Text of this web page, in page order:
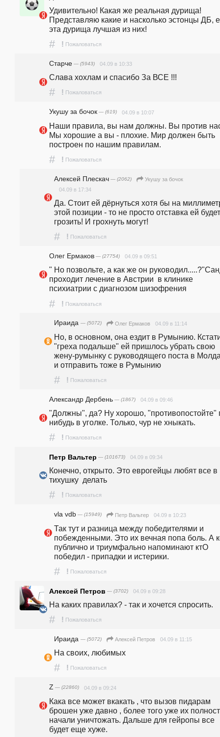
Удивительно! Какая же реальная дурища!
Представляю какие и насколько эстонцы ДБ,
эта дурища лучшая из них!
# ! Пожаловаться
Старче — (5943) 04.09 в 10:33
Слава хохлам и спасибо За ВСЕ !!!
# ! Пожаловаться
Укушу за бочок — (619) 04.09 в 10:07
Наши правила, вы нам должны. Вы против
Мы хорошие а вы - плохие. Мир должен быть
построен по нашим правилам.
# ! Пожаловаться
Алексей Плескач — (2062)
Укушу за бочок
04.09 в 17:34
Да. Стоит ей дёрнуться хотя бы на
этой позиции - то не просто отставка ей будет
грозить! И грохнуть могут!
# ! Пожаловаться
Олег Ермаков — (27754) 04.09 в 09:51
" Но позвольте, а как же он
проходит лечение в Австрии  в клинике
психиатрии с диагнозом шизофрения
# ! Пожаловаться
Ираида — (5072) Олег Ермаков 04.09 в 11:14
Но, в основном, она ездит в Румынию.
"греха подальше" ей пришлось убрать свою
жену-румынку с руководящего поста в
и отправить тоже в Румынию
# ! Пожаловаться
Александр Дербень — (1867) 04.09 в 09:46
"Должны", да? Ну хорошо, "противопостойте"
нибудь в уголке. Только, чур не хныкать.
# ! Пожаловаться
Петр Вальтер — (101673) 04.09 в 09:34
Конечно, открыто. Это еврогейцы любят все в
тихушку  делать
# ! Пожаловаться
vla vdb — (15949) Петр Вальтер 04.09 в 10:23
Так тут и разница между победителями и
побежденными. Это их вечная попа боль. А
публично и триумфально напоминают ктО
победил - припадки и истерики.
# ! Пожаловаться
Алексей Петров — (3702) 04.09 в 09:28
На каких правилах? - так и хочется спросить.
# ! Пожаловаться
Ираида — (5072) Алексей Петров 04.09 в 11:15
На своих, любимых
# ! Пожаловаться
Z — (22860) 04.09 в 09:24
Кака все может вкакать , что вызов пидарам
брошен уже давно , более того уже их
начали уничтожать. Дальше для гейропы все
будет еще хуже.